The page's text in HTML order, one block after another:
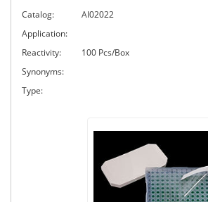
Catalog:
AI02022
Application:
Reactivity:
100 Pcs/Box
Synonyms:
Type: